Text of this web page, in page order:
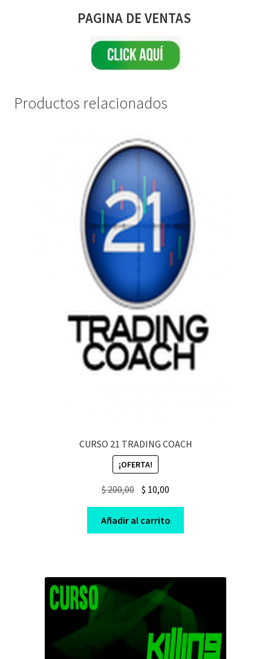
PAGINA DE VENTAS
Productos relacionados
CURSO 21 TRADING COACH
¡OFERTA!
$200,00 Original
was:
$ 200,00.
$ 10,00
is:
$ 10,00.
Añadir al carrito